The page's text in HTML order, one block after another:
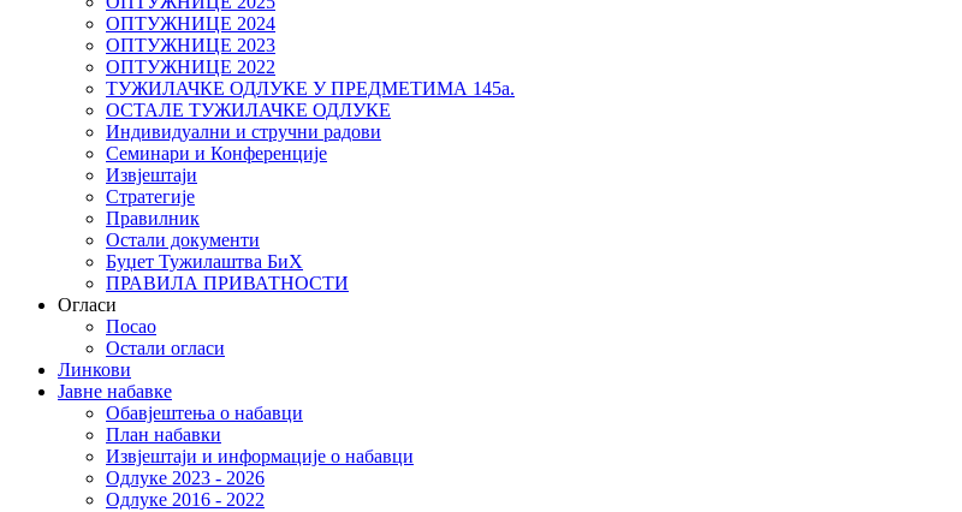
ОПТУЖНИЦЕ 2024
ОПТУЖНИЦЕ 2023
ОПТУЖНИЦЕ 2022
ТУЖИЛАЧКЕ ОДЛУКЕ У ПРЕДМЕТИМА 145а.
ОСТАЛЕ ТУЖИЛАЧКЕ ОДЛУКЕ
Индивидуални и стручни радови
Семинари и Конференције
Извјештаји
Стратегије
Правилник
Остали документи
Буџет Тужилаштва БиХ
ПРАВИЛА ПРИВАТНОСТИ
Огласи
Посао
Остали огласи
Линкови
Јавне набавке
Обавјештења о набавци
План набавки
Извјештаји и информације о набавци
Одлуке 2023 - 2026
Одлуке 2016 - 2022